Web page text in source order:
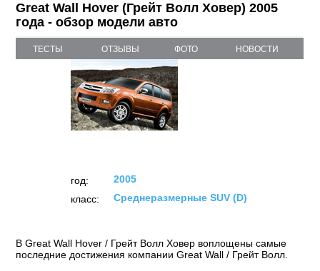
Great Wall Hover (Грейт Волл Ховер) 2005
года - обзор модели авто
ТЕСТЫ ОТЗЫВЫ ФОТО НОВОСТИ
год:
2005
класс:
Среднеразмерные SUV (D)
В Great Wall Hover / Грейт Волл Ховер воплощены самые
последние достижения компании Great Wall / Грейт Волл.